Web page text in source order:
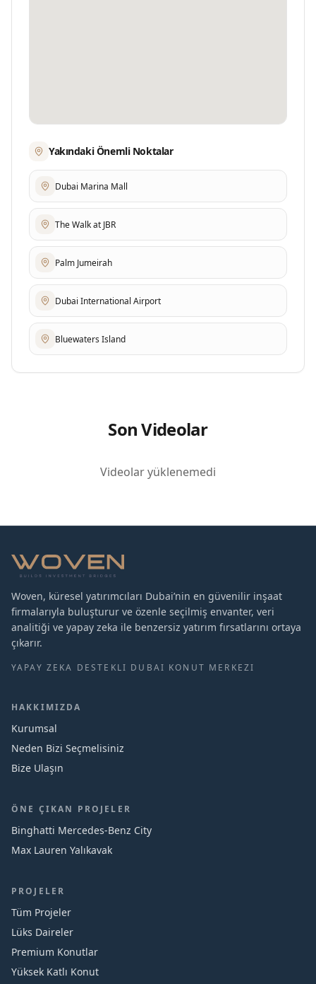
Yakındaki Önemli Noktalar
Dubai Marina Mall
The Walk at JBR
Palm Jumeirah
Dubai International Airport
Bluewaters Island
Son Videolar
Videolar yüklenemedi
Woven, küresel yatırımcıları Dubai’nin en güvenilir inşaat
firmalarıyla buluşturur ve özenle seçilmiş envanter, veri
analitiği ve yapay zeka ile benzersiz yatırım fırsatlarını ortaya
çıkarır.
YAPAY ZEKA DESTEKLI DUBAI KONUT MERKEZI
HAKKIMIZDA
Kurumsal
Neden Bizi Seçmelisiniz
Bize Ulaşın
ÖNE ÇIKAN PROJELER
Binghatti Mercedes‑Benz City
Max Lauren Yalıkavak
PROJELER
Tüm Projeler
Lüks Daireler
Premium Konutlar
Yüksek Katlı Konut